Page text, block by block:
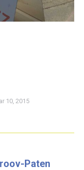
10, 2015
Paten